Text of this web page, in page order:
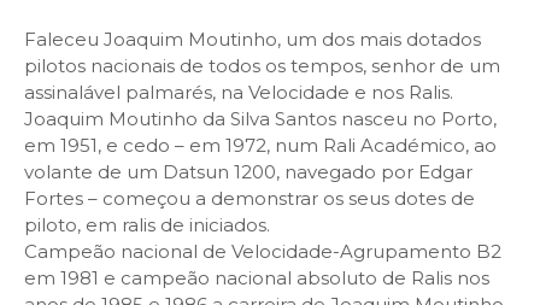
Faleceu Joaquim Moutinho, um dos mais dotados
pilotos nacionais de todos os tempos, senhor de um
assinalável palmarés, na Velocidade e nos Ralis.
Joaquim Moutinho da Silva Santos nasceu no Porto,
em 1951, e cedo – em 1972, num Rali Académico, ao
volante de um Datsun 1200, navegado por Edgar
Fortes – começou a demonstrar os seus dotes de
piloto, em ralis de iniciados.
Campeão nacional de Velocidade-Agrupamento B2
em 1981 e campeão nacional absoluto de Ralis nos